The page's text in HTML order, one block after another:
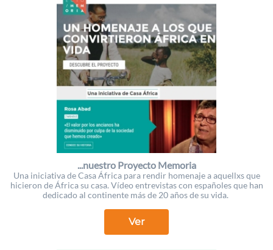
...nuestro Proyecto Memoria
Una iniciativa de Casa África para rendir homenaje a aquellxs que
hicieron de África su casa. Vídeo entrevistas con españoles que han
dedicado al continente más de 20 años de su vida.
Ver